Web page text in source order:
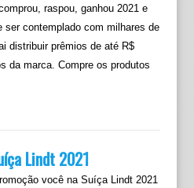
raspou, ganhou 2021 e
ser contemplado com milhares de
distribuir prêmios de até R$
da marca. Compre os produtos
Lindt 2021
você na Suíça Lindt 2021